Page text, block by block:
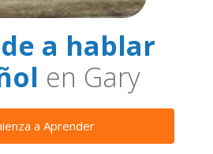
a hablar
en Gary
a Aprender